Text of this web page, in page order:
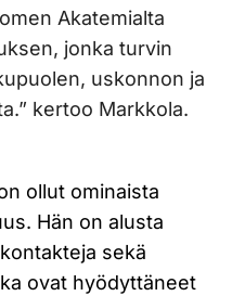
Akatemialta
jonka turvin
uskonnon ja
kertoo Markkola.
ollut ominaista
Hän on alusta
sekä
ovat hyödyttäneet